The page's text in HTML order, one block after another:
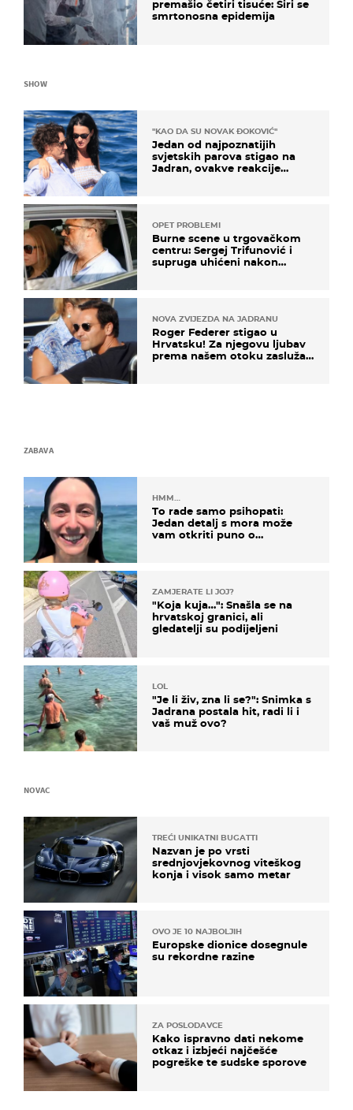
premašio četiri tisuće: Širi se
smrtonosna epidemija
SHOW
"KAO DA SU NOVAK ĐOKOVIĆ"
Jedan od najpoznatijih
svjetskih parova stigao na
Jadran, ovakve reakcije
OPET PROBLEMI
Burne scene u trgovačkom
centru: Sergej Trifunović i
supruga uhićeni nakon
NOVA ZVIJEZDA NA JADRANU
Roger Federer stigao u
Hrvatsku! Za njegovu ljubav
prema našem otoku zaslužan
ZABAVA
HMM…
To rade samo psihopati:
Jedan detalj s mora može
vam otkriti puno o
ZAMJERATE LI JOJ?
"Koja kuja…": Snašla se na
hrvatskoj granici, ali
gledatelji su podijeljeni
LOL
"Je li živ, zna li se?": Snimka s
Jadrana postala hit, radi li i
vaš muž ovo?
NOVAC
TREĆI UNIKATNI BUGATTI
Nazvan je po vrsti
srednjovjekovnog viteškog
konja i visok samo metar
OVO JE 10 NAJBOLJIH
Europske dionice dosegnule
su rekordne razine
ZA POSLODAVCE
Kako ispravno dati nekome
otkaz i izbjeći najčešće
pogreške te sudske sporove